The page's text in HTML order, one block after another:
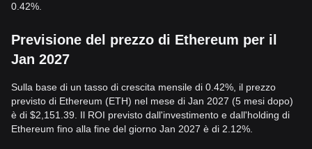
0.42%.
Previsione del prezzo di Ethereum per il
Jan 2027
Sulla base di un tasso di crescita mensile di 0.42%, il prezzo
previsto di Ethereum (ETH) nel mese di Jan 2027 (5 mesi dopo)
è di $2,151.39. Il ROI previsto dall'investimento e dall'holding di
Ethereum fino alla fine del giorno Jan 2027 è di 2.12%.